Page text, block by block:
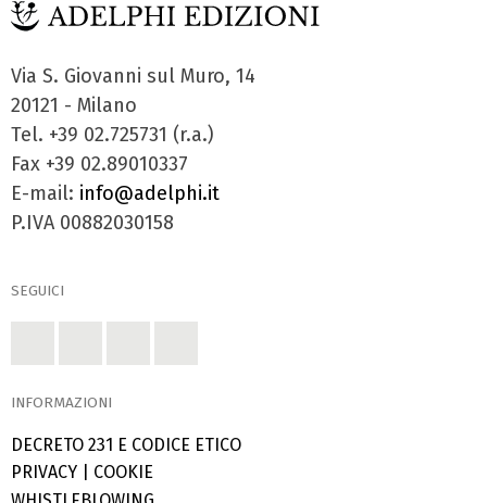
Via S. Giovanni sul Muro, 14
20121 - Milano
Tel. +39 02.725731 (r.a.)
Fax +39 02.89010337
E-mail: info@adelphi.it
P.IVA 00882030158
SEGUICI
INFORMAZIONI
DECRETO 231 E CODICE ETICO
PRIVACY
COOKIE